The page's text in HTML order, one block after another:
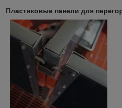
Пластиковые панели для